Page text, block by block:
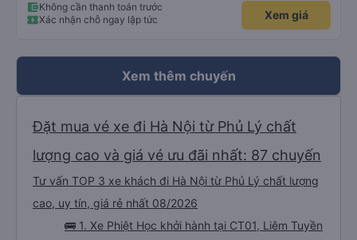
Không cần thanh toán trước
Xác nhận chỗ ngay lập tức
Xem giá
Xem thêm chuyến
Đặt mua vé xe đi Hà Nội từ Phủ Lý chất
lượng cao và giá vé ưu đãi nhất: 87 chuyến
Tư vấn TOP 3 xe khách đi Hà Nội từ Phủ Lý chất lượng
cao, uy tín, giá rẻ nhất 08/2026
🚌 1. Xe Phiệt Học khởi hành tại CT01, Liêm Tuyền